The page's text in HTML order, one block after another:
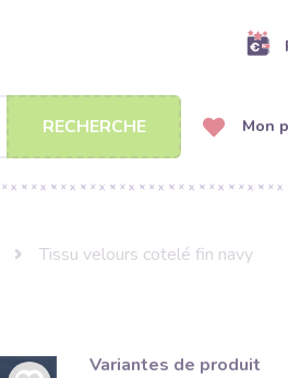
RECHERCHE Mon
Tissu velours cotelé fin navy
Variantes de produit